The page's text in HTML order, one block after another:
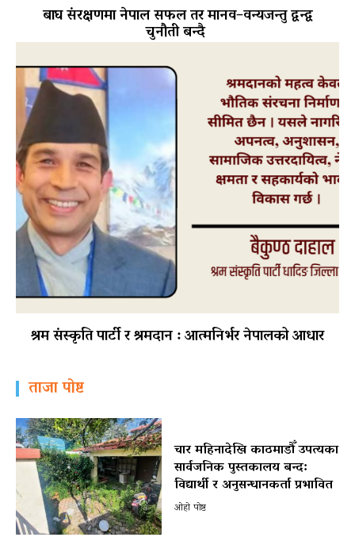
बाघ संरक्षणमा नेपाल सफल तर मानव–वन्यजन्तु द्वन्द्व
चुनौती बन्दै
श्रम संस्कृति पार्टी र श्रमदान : आत्मनिर्भर नेपालको आधार
ताजा पोष्ट
चार महिनादेखि काठमाडौँ उपत्यका
सार्वजनिक पुस्तकालय बन्द:
विद्यार्थी र अनुसन्धानकर्ता प्रभावित
ओहो पोष्ट